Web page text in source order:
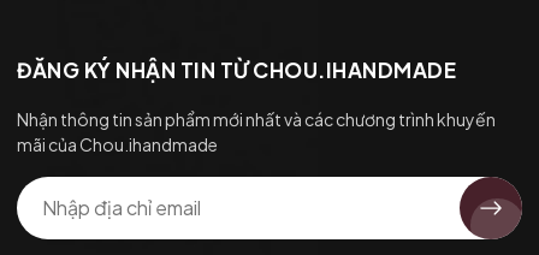
ĐĂNG KÝ NHẬN TIN TỪ CHOU.IHANDMADE
Nhận thông tin sản phẩm mới nhất và các chương trình khuyến
mãi của Chou.ihandmade